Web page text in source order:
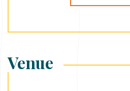
Venue